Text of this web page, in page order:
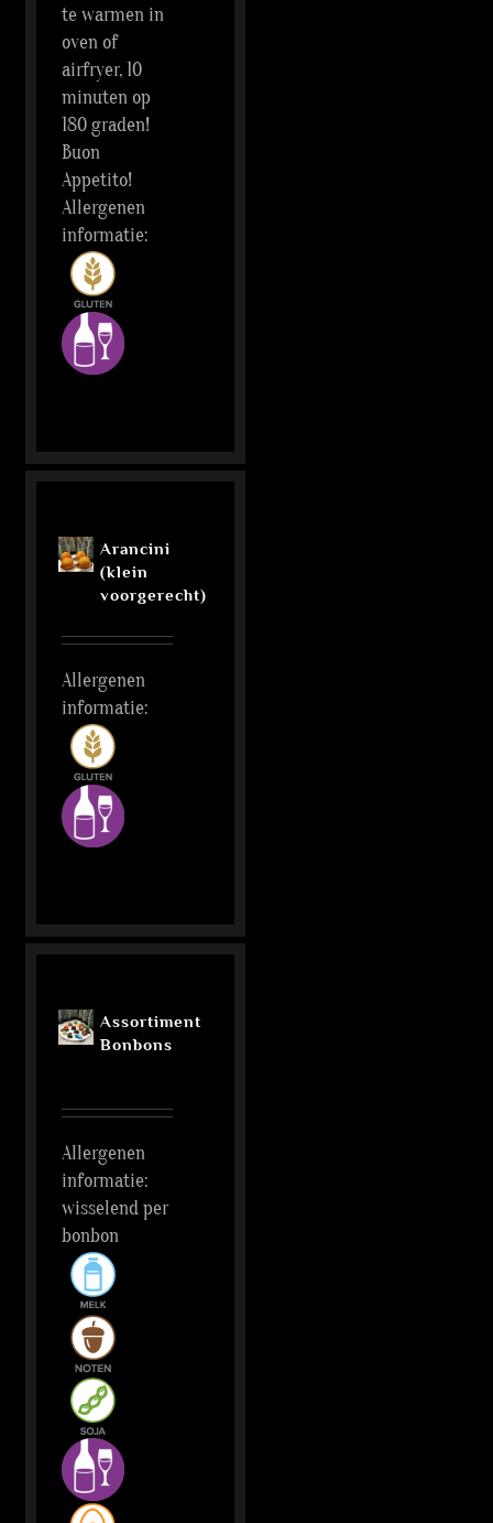
te warmen in
oven of
airfryer, 10
minuten op
180 graden!
Buon
Appetito!
Allergenen
informatie:
Arancini
(klein
voorgerecht)
Allergenen
informatie:
Assortiment
Bonbons
Allergenen
informatie:
wisselend per
bonbon